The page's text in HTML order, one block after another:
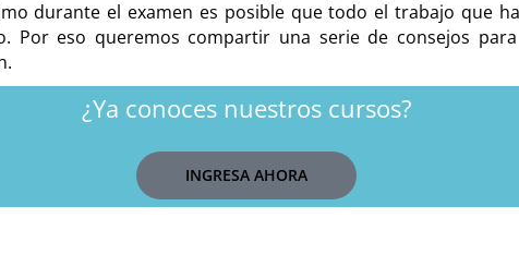
durante el examen es posible que todo el trabajo que
Por eso queremos compartir una serie de consejos
¿Ya conoces nuestros cursos?
INGRESA AHORA